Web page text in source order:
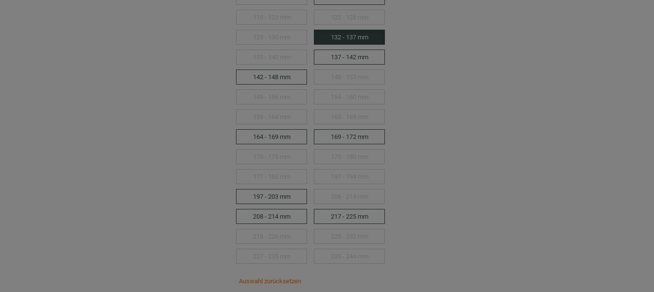
132 - 137 mm
137 - 142 mm
142 - 148 mm
164 - 169 mm 169 - 172 mm
197 - 203 mm
208 - 214 mm 217 - 225 mm
Auswahl zurücksetzen